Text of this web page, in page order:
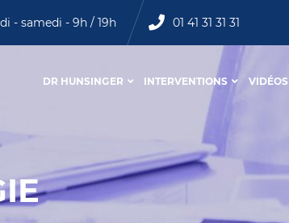
- samedi - 9h / 19h 01 41 31 31 31
DR HUNSINGER INTERVENTIONS VIDÉOS